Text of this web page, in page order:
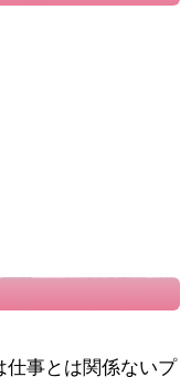
仕事とは関係ないプ